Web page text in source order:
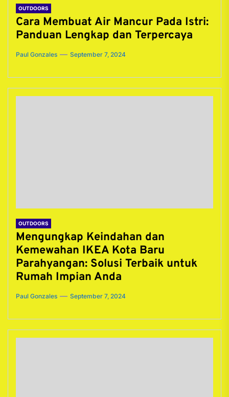
OUTDOORS
Cara Membuat Air Mancur Pada Istri:
Panduan Lengkap dan Terpercaya
Paul Gonzales September 7, 2024
OUTDOORS
Mengungkap Keindahan dan
Kemewahan IKEA Kota Baru
Parahyangan: Solusi Terbaik untuk
Rumah Impian Anda
Paul Gonzales September 7, 2024